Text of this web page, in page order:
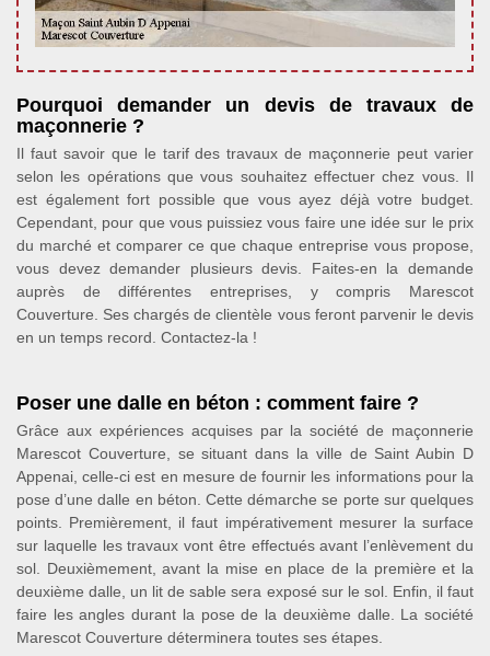
Pourquoi demander un devis de travaux de
maçonnerie ?
Il faut savoir que le tarif des travaux de maçonnerie peut varier
selon les opérations que vous souhaitez effectuer chez vous. Il
est également fort possible que vous ayez déjà votre budget.
Cependant, pour que vous puissiez vous faire une idée sur le prix
du marché et comparer ce que chaque entreprise vous propose,
vous devez demander plusieurs devis. Faites-en la demande
auprès de différentes entreprises, y compris Marescot
Couverture. Ses chargés de clientèle vous feront parvenir le devis
en un temps record. Contactez-la !
Poser une dalle en béton : comment faire ?
Grâce aux expériences acquises par la société de maçonnerie
Marescot Couverture, se situant dans la ville de Saint Aubin D
Appenai, celle-ci est en mesure de fournir les informations pour la
pose d’une dalle en béton. Cette démarche se porte sur quelques
points. Premièrement, il faut impérativement mesurer la surface
sur laquelle les travaux vont être effectués avant l’enlèvement du
sol. Deuxièmement, avant la mise en place de la première et la
deuxième dalle, un lit de sable sera exposé sur le sol. Enfin, il faut
faire les angles durant la pose de la deuxième dalle. La société
Marescot Couverture déterminera toutes ses étapes.